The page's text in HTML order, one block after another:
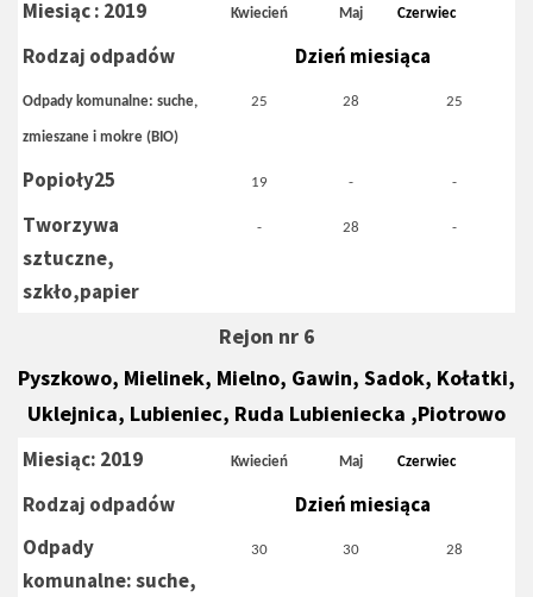
Miesiąc : 2019 Kwiecień Maj Czerwiec
Rodzaj odpadów Dzień miesiąca
Odpady komunalne: suche,
zmieszane i mokre (BIO)
25 28 25
Popioły25 19 - -
Tworzywa
sztuczne,
szkło,papier
- 28 -
Rejon nr 6
Pyszkowo, Mielinek, Mielno, Gawin, Sadok, Kołatki,
Uklejnica, Lubieniec, Ruda Lubieniecka ,Piotrowo
Miesiąc: 2019 Kwiecień Maj Czerwiec
Rodzaj odpadów
Dzień miesiąca
Odpady
komunalne: suche,
30 30 28